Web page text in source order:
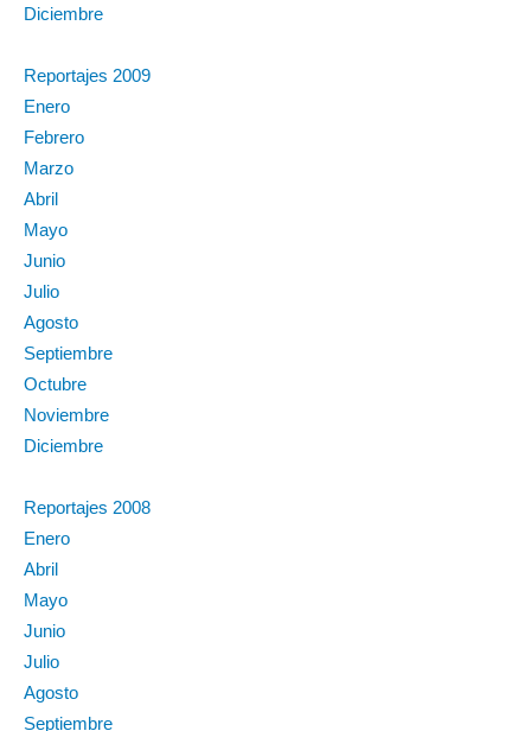
Diciembre
Reportajes 2009
Enero
Febrero
Marzo
Abril
Mayo
Junio
Julio
Agosto
Septiembre
Octubre
Noviembre
Diciembre
Reportajes 2008
Enero
Abril
Mayo
Junio
Julio
Agosto
Septiembre